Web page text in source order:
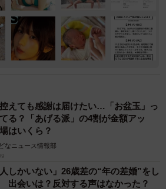
えても感謝は届けたい…「お盆玉」っ
る？「あげる派」の4割が金額アッ
はいくら？
なニュース情報部
人しかいない」26歳差の“年の差婚”をし
出会いは？反対する声はなかった？